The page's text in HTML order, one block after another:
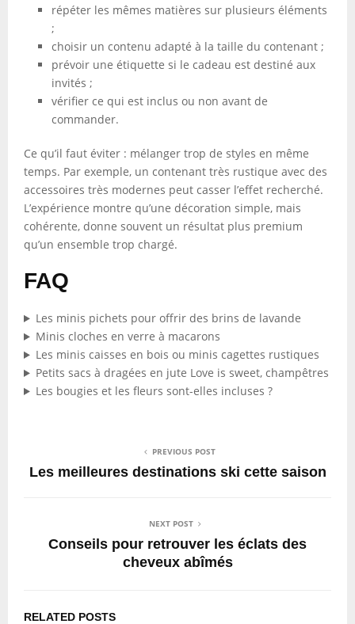
répéter les mêmes matières sur plusieurs éléments
;
choisir un contenu adapté à la taille du contenant ;
prévoir une étiquette si le cadeau est destiné aux
invités ;
vérifier ce qui est inclus ou non avant de
commander.
Ce qu’il faut éviter : mélanger trop de styles en même
temps. Par exemple, un contenant très rustique avec des
accessoires très modernes peut casser l’effet recherché.
L’expérience montre qu’une décoration simple, mais
cohérente, donne souvent un résultat plus premium
qu’un ensemble trop chargé.
FAQ
Les minis pichets pour offrir des brins de lavande
Minis cloches en verre à macarons
Les minis caisses en bois ou minis cagettes rustiques
Petits sacs à dragées en jute Love is sweet, champêtres
Les bougies et les fleurs sont-elles incluses ?
PREVIOUS POST
Les meilleures destinations ski cette saison
NEXT POST
Conseils pour retrouver les éclats des
cheveux abîmés
RELATED POSTS